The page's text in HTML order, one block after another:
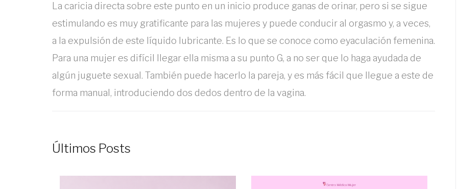
La caricia directa sobre este punto en un inicio produce ganas de orinar, pero si se sigue
estimulando es muy gratificante para las mujeres y puede conducir al orgasmo y, a veces,
a la expulsión de este líquido lubricante. Es lo que se conoce como eyaculación femenina.
Para una mujer es difícil llegar ella misma a su punto G, a no ser que lo haga ayudada de
algún juguete sexual. También puede hacerlo la pareja, y es más fácil que llegue a este de
forma manual, introduciendo dos dedos dentro de la vagina.
Últimos Posts